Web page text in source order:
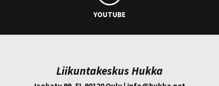
YOUTUBE
Liikuntakeskus Hukka